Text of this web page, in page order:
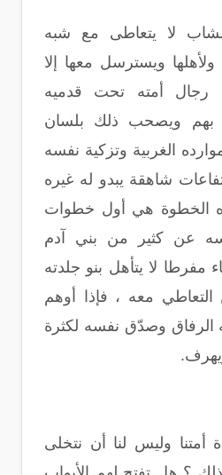
الشاب لا يتعاطى مع شبه
ولأهلها ويسترسل معها إلا
رجال أمته تحت قدميه
بهم ويصحب ذلك بلسان
الغربية وتزكية نفسه
شاهقة يبدو له غيره
الخطوة هي أول خطوات
عن كثير من بني آدم
مفرطا لا يتأهل بنو جلدته
معه ، فإذا أوهم
الرفاق وصدّق نفسه لكثرة
وليس لنا أن نتخلى